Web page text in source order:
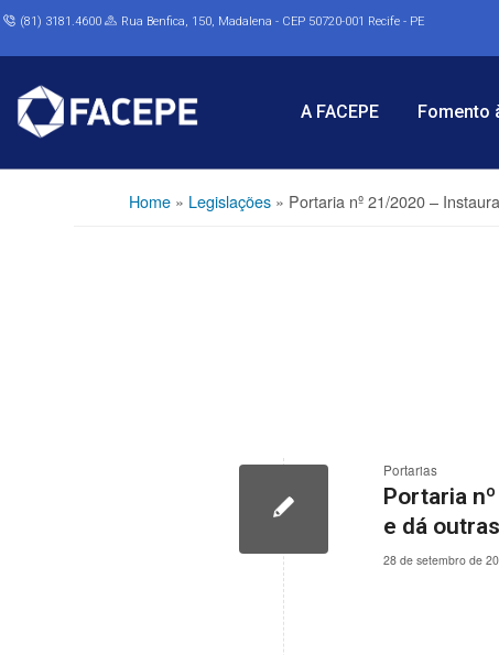
Home » Legislações » Portaria nº 21/2020 –
(81) 3181.4600 Rua Benfica, 150, Madalena - CEP 50720-001 Recife - PE
A FACEPE Fomento
Portarias
Portaria
e dá
28 de setembro de